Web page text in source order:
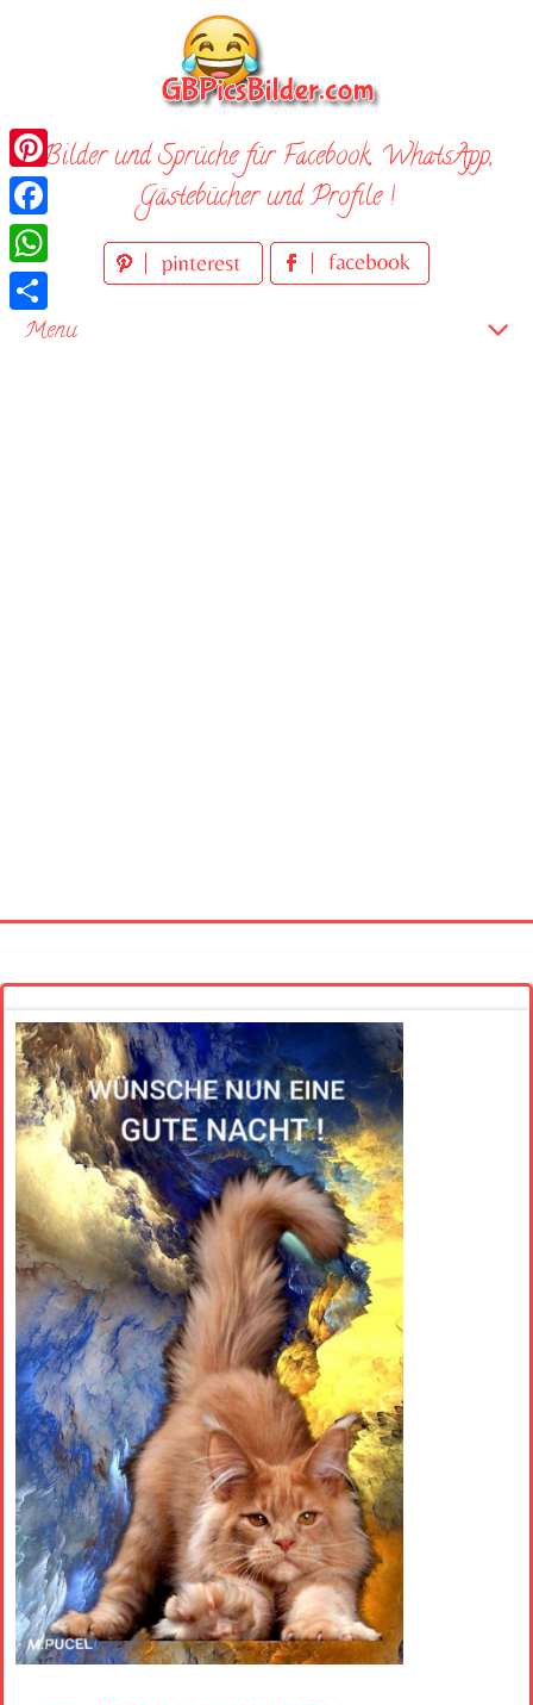
Bilder und Sprüche für Facebook, WhatsApp,
Gästebücher und Profile !
Menu
Pinterest
Facebook
WhatsApp
Teilen